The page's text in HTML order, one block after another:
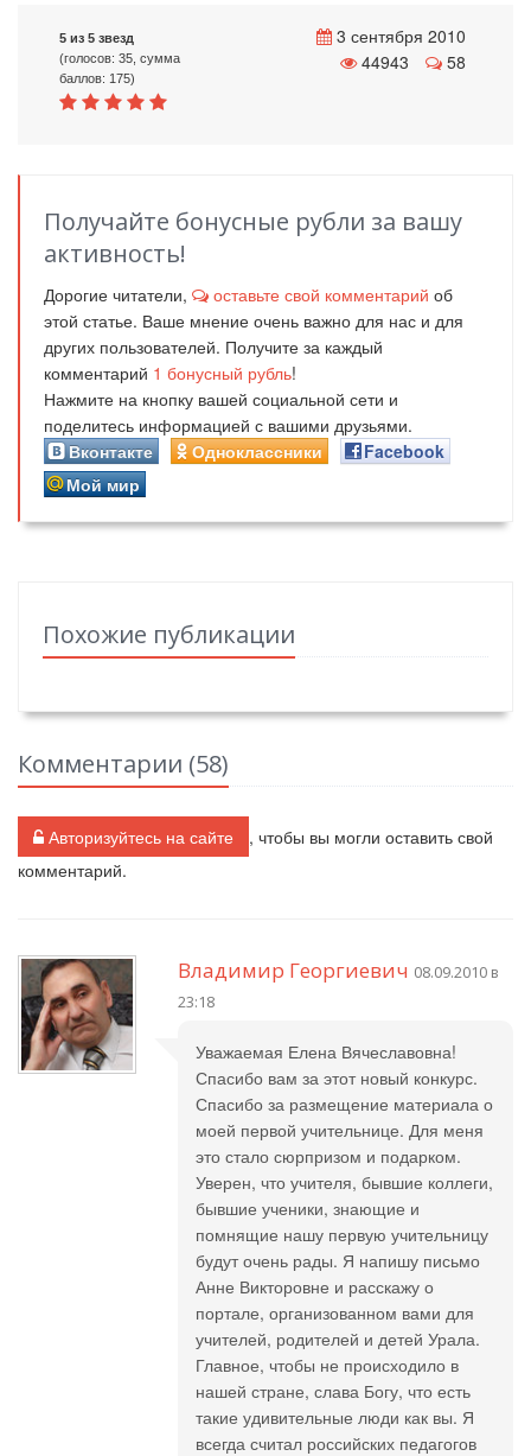
5 из 5 звезд
(голосов: 35, сумма
баллов: 175)
3 сентября 2010
44943
58
Получайте бонусные рубли за вашу
активность!
Дорогие читатели, оставьте свой комментарий об
этой статье. Ваше мнение очень важно для нас и для
других пользователей. Получите за каждый
комментарий 1 бонусный рубль!
Нажмите на кнопку вашей социальной сети и
поделитесь информацией с вашими друзьями.
Вконтакте
Одноклассники
Facebook
Мой мир
Похожие публикации
Комментарии (58)
Авторизуйтесь на сайте
, чтобы вы могли оставить свой
комментарий.
Владимир Георгиевич 08.09.2010 в
23:18
Уважаемая Елена Вячеславовна!
Спасибо вам за этот новый конкурс.
Спасибо за размещение материала о
моей первой учительнице. Для меня
это стало сюрпризом и подарком.
Уверен, что учителя, бывшие коллеги,
бывшие ученики, знающие и
помнящие нашу первую учительницу
будут очень рады. Я напишу письмо
Анне Викторовне и расскажу о
портале, организованном вами для
учителей, родителей и детей Урала.
Главное, чтобы не происходило в
нашей стране, слава Богу, что есть
такие удивительные люди как вы. Я
всегда считал российских педагогов